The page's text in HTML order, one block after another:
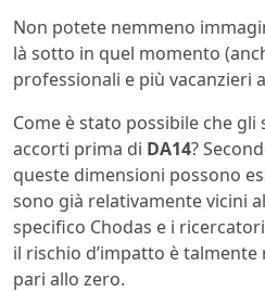
Non potete nemmeno
là sotto in quel momento
professionali e più vacanzieri
Come è stato possibile che gli
accorti prima di DA14?
queste dimensioni possono
sono già relativamente vicini
specifico Chodas e i
il rischio d’impatto è
pari allo zero.